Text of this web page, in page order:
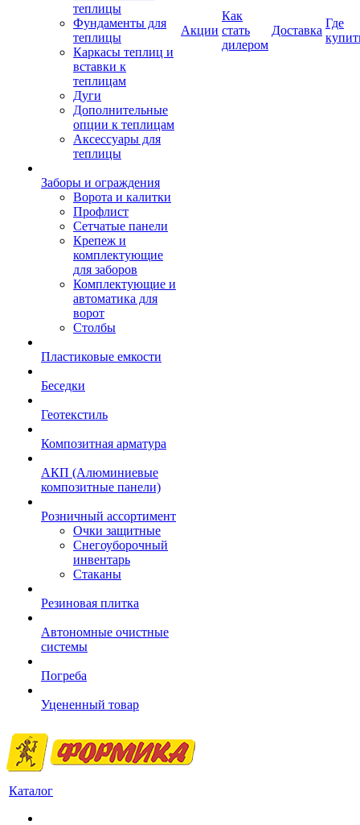
теплицы
Фундаменты для
теплицы
Каркасы теплиц и
вставки к
теплицам
Дуги
Дополнительные
опции к теплицам
Аксессуары для
теплицы
Заборы и ограждения
Ворота и калитки
Профлист
Сетчатые панели
Крепеж и
комплектующие
для заборов
Комплектующие и
автоматика для
ворот
Столбы
Пластиковые емкости
Беседки
Геотекстиль
Композитная арматура
АКП (Алюминиевые
композитные панели)
Розничный ассортимент
Очки защитные
Снегоуборочный
инвентарь
Стаканы
Резиновая плитка
Автономные очистные
системы
Погреба
Уцененный товар
Акции
Как
стать
дилером
Доставка
Где
Каталог